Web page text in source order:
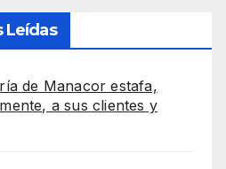
Leídas
de Manacor estafa,
a sus clientes y